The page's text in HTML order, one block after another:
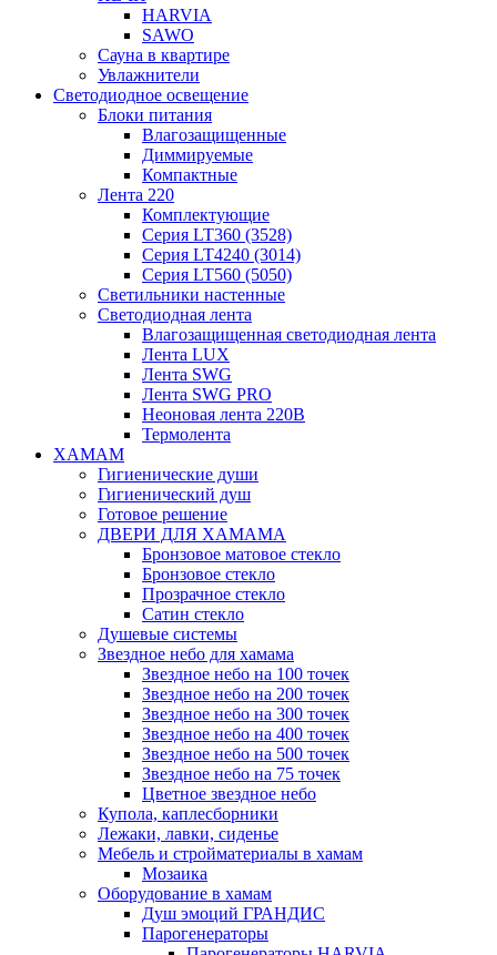
HARVIA
SAWO
Сауна в квартире
Увлажнители
Светодиодное освещение
Блоки питания
Влагозащищенные
Диммируемые
Компактные
Лента 220
Комплектующие
Серия LT360 (3528)
Серия LT4240 (3014)
Серия LT560 (5050)
Светильники настенные
Светодиодная лента
Влагозащищенная светодиодная лента
Лента LUX
Лента SWG
Лента SWG PRO
Неоновая лента 220В
Термолента
ХАМАМ
Гигиенические души
Гигиенический душ
Готовое решение
ДВЕРИ ДЛЯ ХАМАМА
Бронзовое матовое стекло
Бронзовое стекло
Прозрачное стекло
Сатин стекло
Душевые системы
Звездное небо для хамама
Звездное небо на 100 точек
Звездное небо на 200 точек
Звездное небо на 300 точек
Звездное небо на 400 точек
Звездное небо на 500 точек
Звездное небо на 75 точек
Цветное звездное небо
Купола, каплесборники
Лежаки, лавки, сиденье
Мебель и стройматериалы в хамам
Мозаика
Оборудование в хамам
Душ эмоций ГРАНДИС
Парогенераторы